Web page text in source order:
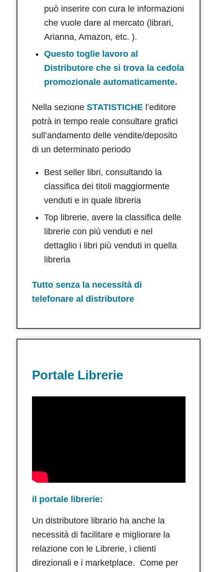
può inserire con cura le informazioni
che vuole dare al mercato (librari,
Arianna, Amazon, etc. ).
Questo toglie lavoro al
Distributore che si trova la cedola
promozionale automaticamente.
Nella sezione STATISTICHEl’editore
potrà in tempo reale consultare grafici
sull’andamento delle vendite/deposito
di un determinato periodo
Best seller libri, consultando la
classifica dei titoli maggiormente
venduti e in quale libreria
Top librerie, avere la classifica delle
librerie con più venduti e nel
dettaglio i libri più venduti in quella
libreria
Tutto senza la necessità di
telefonare al distributore
Portale Librerie
il portale librerie:
Un distributore librario ha anche la
necessità di facilitare e migliorare la
relazione con le Librerie, i clienti
direzionali e i marketplace. Come per